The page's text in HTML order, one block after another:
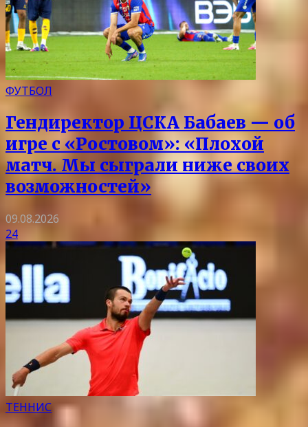
ФУТБОЛ
Гендиректор ЦСКА Бабаев — об
игре с «Ростовом»: «Плохой
матч. Мы сыграли ниже своих
возможностей»
09.08.2026
24
ТЕННИС